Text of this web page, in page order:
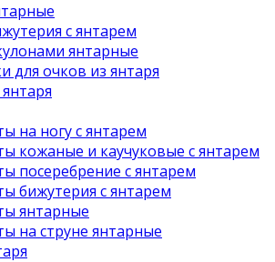
с янтарем
янтарные
для очков из янтаря
на ногу с янтарем
кожаные и каучуковые с янтарем
посеребрение с янтарем
бижутерия с янтарем
янтарные
на струне янтарные